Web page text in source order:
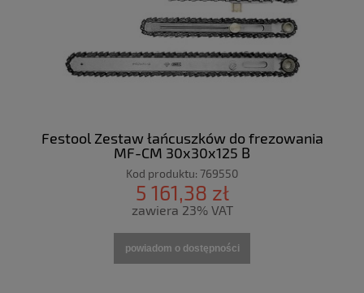
Festool Zestaw łańcuszków do frezowania
MF-CM 30x30x125 B
Kod produktu: 769550
5 161,38 zł
zawiera 23% VAT
powiadom o dostępności